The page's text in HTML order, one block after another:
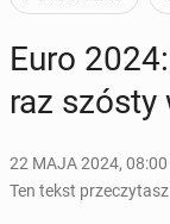
Euro
raz
22 MAJA 2024, 08:00
Ten tekst